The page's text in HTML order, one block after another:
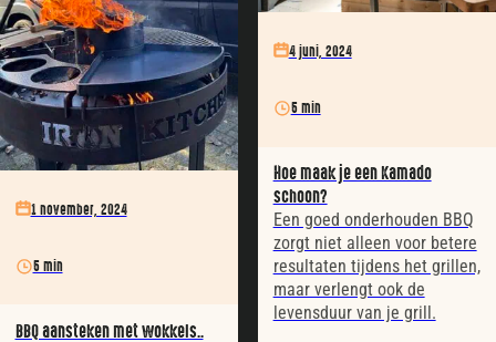
1 november, 2024
5 min
BBQ aansteken met wokkels..
4 juni, 2024
5 min
Hoe maak je een Kamado
schoon?
Een goed onderhouden BBQ
zorgt niet alleen voor betere
resultaten tijdens het grillen,
maar verlengt ook de
levensduur van je grill.